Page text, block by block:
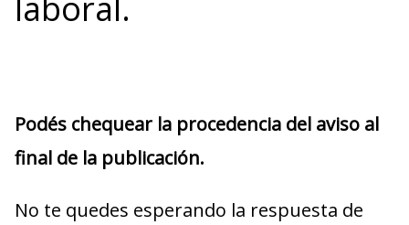
Podés chequear la procedencia del aviso al
final de la publicación.
No te quedes esperando la respuesta de